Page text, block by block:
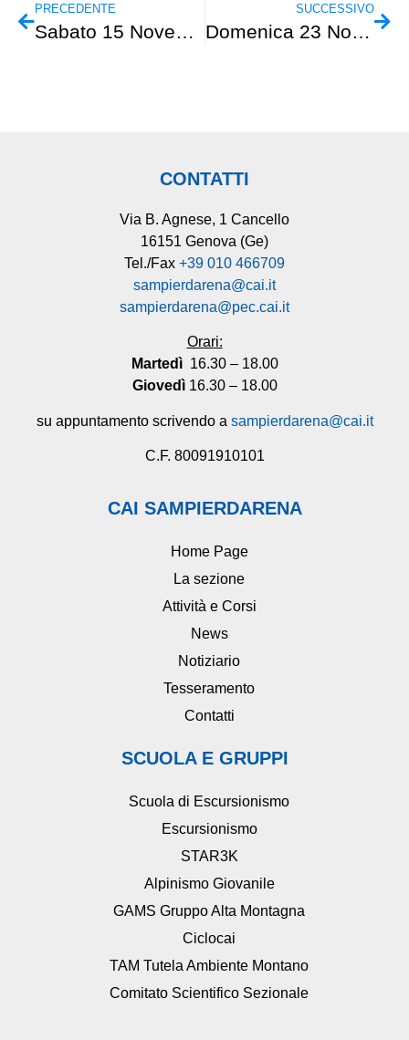
PRECEDENTE
Sabato 15 Novembre – Cammino Urbano – Da Brignole a Staglieno
SUCCESSIVO
Domenica 23 Novembre – Escursionismo – Le “Formaggette” del Finalese
CONTATTI
Via B. Agnese, 1 Cancello
16151 Genova (Ge)
Tel./Fax +39 010 466709
sampierdarena@cai.it
sampierdarena@pec.cai.it
Orari:
Martedì 16.30 – 18.00
Giovedì16.30 – 18.00
su appuntamento scrivendo a sampierdarena@cai.it
C.F. 80091910101
CAI SAMPIERDARENA
Home Page
La sezione
Attività e Corsi
News
Notiziario
Tesseramento
Contatti
SCUOLA E GRUPPI
Scuola di Escursionismo
Escursionismo
STAR3K
Alpinismo Giovanile
GAMS Gruppo Alta Montagna
Ciclocai
TAM Tutela Ambiente Montano
Comitato Scientifico Sezionale